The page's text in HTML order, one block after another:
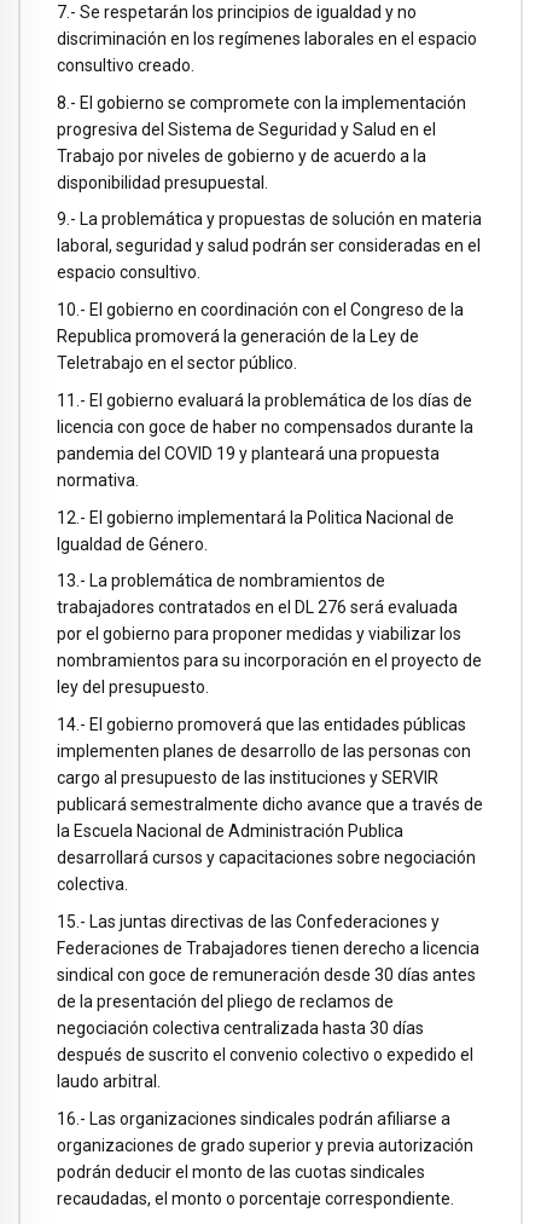
7.- Se respetarán los principios de igualdad y no
discriminación en los regímenes laborales en el espacio
consultivo creado.
8.- El gobierno se compromete con la implementación
progresiva del Sistema de Seguridad y Salud en el
Trabajo por niveles de gobierno y de acuerdo a la
disponibilidad presupuestal.
9.- La problemática y propuestas de solución en materia
laboral, seguridad y salud podrán ser consideradas en el
espacio consultivo.
10.- El gobierno en coordinación con el Congreso de la
Republica promoverá la generación de la Ley de
Teletrabajo en el sector público.
11.- El gobierno evaluará la problemática de los días de
licencia con goce de haber no compensados durante la
pandemia del COVID 19 y planteará una propuesta
normativa.
12.- El gobierno implementará la Politica Nacional de
Igualdad de Género.
13.- La problemática de nombramientos de
trabajadores contratados en el DL 276 será evaluada
por el gobierno para proponer medidas y viabilizar los
nombramientos para su incorporación en el proyecto de
ley del presupuesto.
14.- El gobierno promoverá que las entidades públicas
implementen planes de desarrollo de las personas con
cargo al presupuesto de las instituciones y SERVIR
publicará semestralmente dicho avance que a través de
la Escuela Nacional de Administración Publica
desarrollará cursos y capacitaciones sobre negociación
colectiva.
15.- Las juntas directivas de las Confederaciones y
Federaciones de Trabajadores tienen derecho a licencia
sindical con goce de remuneración desde 30 días antes
de la presentación del pliego de reclamos de
negociación colectiva centralizada hasta 30 días
después de suscrito el convenio colectivo o expedido el
laudo arbitral.
16.- Las organizaciones sindicales podrán afiliarse a
organizaciones de grado superior y previa autorización
podrán deducir el monto de las cuotas sindicales
recaudadas, el monto o porcentaje correspondiente.